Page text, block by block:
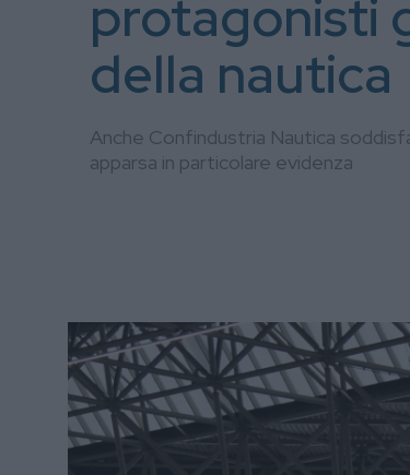
protagonisti
della nautica
Anche Confindustria Nautica
apparsa in particolare evidenza